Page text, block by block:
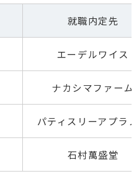
就職内定先
エーデルワイス
ナカシマファーム
パティスリーアプラ
石村萬盛堂